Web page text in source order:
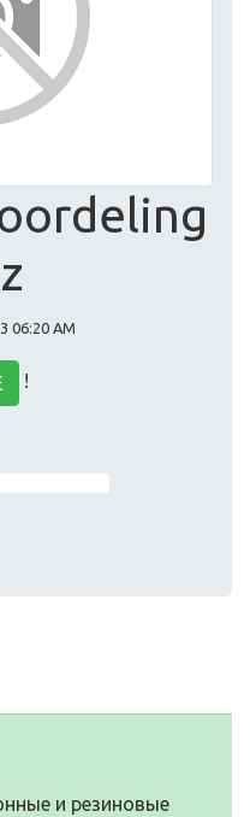
06:20 AM
!
и резиновые